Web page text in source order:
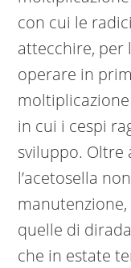
con cui le
attecchire, per
operare in
moltiplicazione
in cui i cespi
sviluppo. Oltre
l’acetosella
quelle di
che in estate